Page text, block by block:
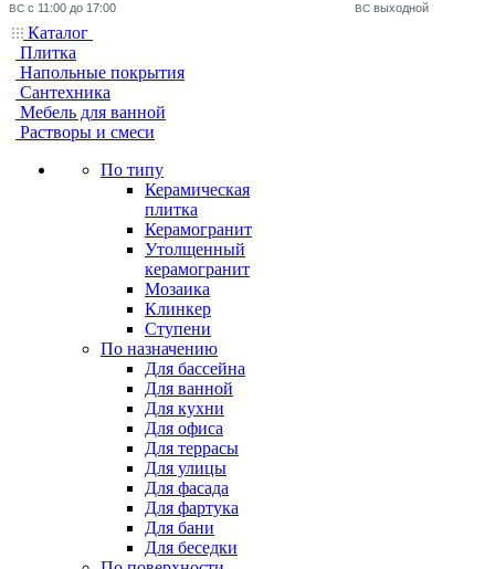
ВС с 11:00 до 17:00 ВС выходной
Каталог
Плитка
Напольные покрытия
Сантехника
Мебель для ванной
Растворы и смеси
По типу
Керамическая
плитка
Керамогранит
Утолщенный
керамогранит
Мозаика
Клинкер
Ступени
По назначению
Для бассейна
Для ванной
Для кухни
Для офиса
Для террасы
Для улицы
Для фасада
Для фартука
Для бани
Для беседки